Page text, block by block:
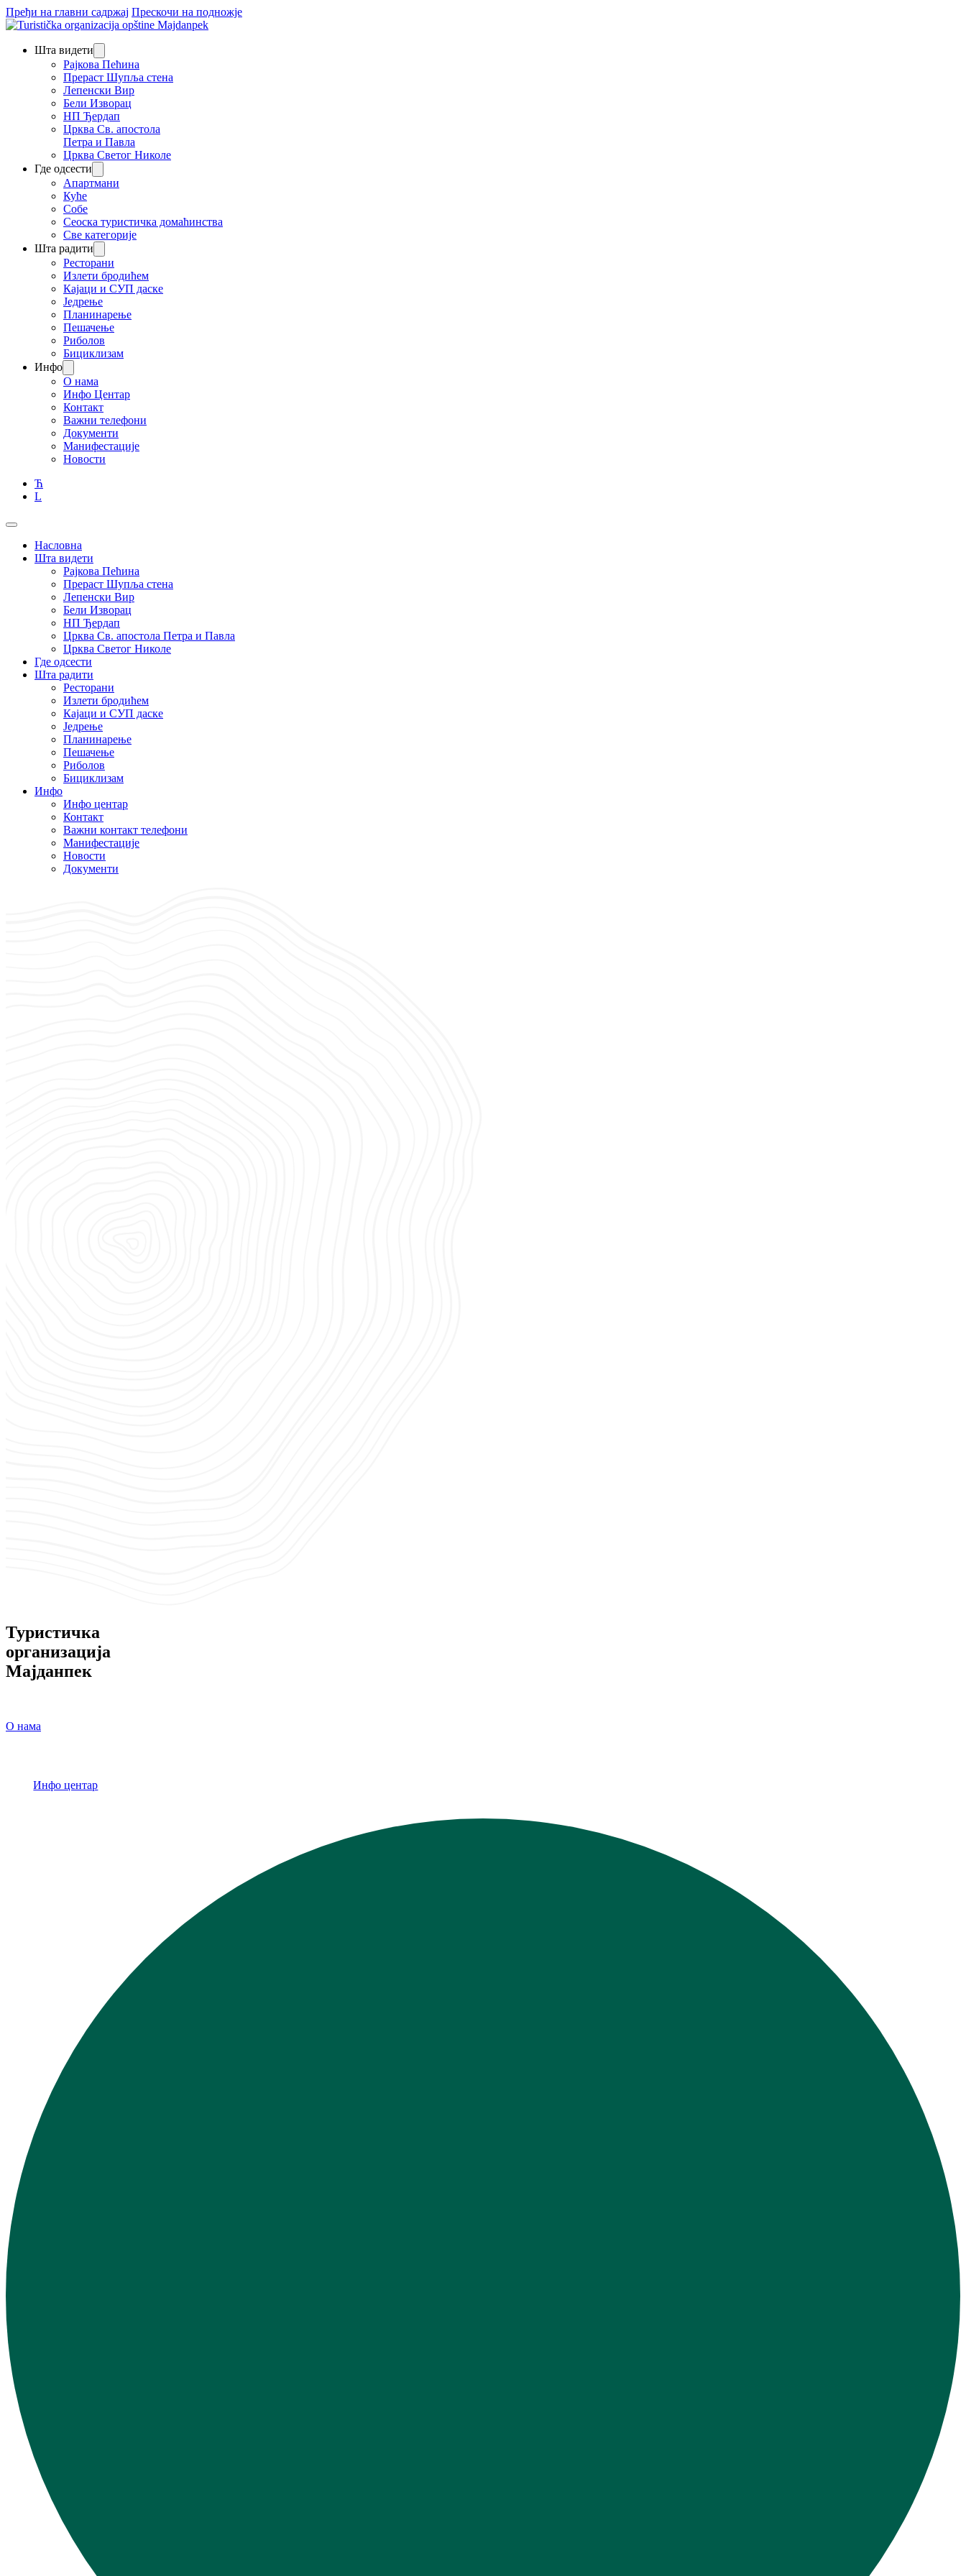
Пређи на главни садржај Прескочи на подножје
Шта видети
Рајкова Пећина
Прераст Шупља стена
Лепенски Вир
Бели Изворац
НП Ђердап
Црква Св. апостола
Петра и Павла
Црква Светог Николе
Где одсести
Апартмани
Куће
Собе
Сеоска туристичка домаћинства
Све категорије
Шта радити
Ресторани
Излети бродићем
Кајаци и СУП даске
Једрење
Планинарење
Пешачење
Риболов
Бициклизам
Инфо
О нама
Инфо Центар
Контакт
Важни телефони
Документи
Манифестације
Новости
Ћ
L
Насловна
Шта видети
Рајкова Пећина
Прераст Шупља стена
Лепенски Вир
Бели Изворац
НП Ђердап
Црква Св. апостола Петра и Павла
Црква Светог Николе
Где одсести
Шта радити
Ресторани
Излети бродићем
Кајаци и СУП даске
Једрење
Планинарење
Пешачење
Риболов
Бициклизам
Инфо
Инфо центар
Контакт
Важни контакт телефони
Манифестације
Новости
Документи
Туристичка
организација
Мајданпек
О нама
Инфо центар